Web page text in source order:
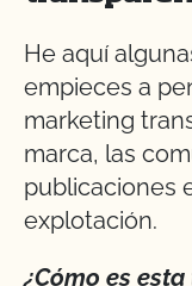
He aquí
empieces a
marketing
marca, las
publicaciones
explotación.
¿Cómo es